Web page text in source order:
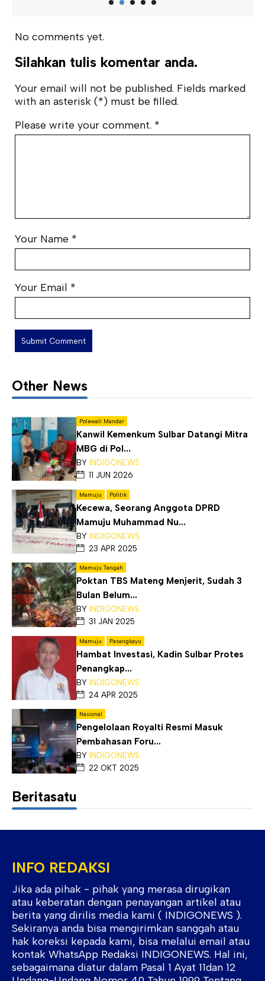
No comments yet.
Silahkan tulis komentar anda.
Your email will not be published. Fields marked
with an asterisk (*) must be filled.
Please write your comment. *
Your Name *
Your Email *
Other News
Polewali Mandar
Kanwil Kemenkum Sulbar Datangi Mitra
MBG di Pol...
BY INDIGONEWS
11 JUN 2026
Mamuju Politik
Kecewa, Seorang Anggota DPRD
Mamuju Muhammad Nu...
BY INDIGONEWS
23 APR 2025
Mamuju Tengah
Poktan TBS Mateng Menjerit, Sudah 3
Bulan Belum...
BY INDIGONEWS
31 JAN 2025
Mamuju Pasangkayu
Hambat Investasi, Kadin Sulbar Protes
Penangkap...
BY INDIGONEWS
24 APR 2025
Nasional
Pengelolaan Royalti Resmi Masuk
Pembahasan Foru...
BY INDIGONEWS
22 OKT 2025
Beritasatu
INFO REDAKSI
Jika ada pihak - pihak yang merasa dirugikan
atau keberatan dengan penayangan artikel atau
berita yang dirilis media kami ( INDIGONEWS ).
Sekiranya anda bisa mengirimkan sanggah atau
hak koreksi kepada kami, bisa melalui email atau
kontak WhatsApp Redaksi INDIGONEWS. Hal ini,
sebagaimana diatur dalam Pasal 1 Ayat 11dan 12